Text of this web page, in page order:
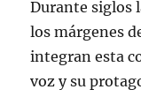
Durante siglos
los márgenes
integran esta
voz y su